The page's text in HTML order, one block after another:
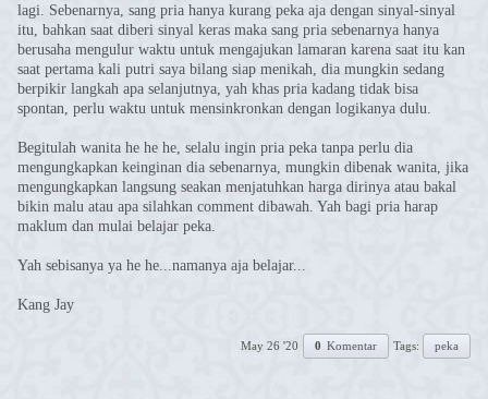
lagi. Sebenarnya, sang pria hanya kurang peka aja dengan sinyal-sinyal
itu, bahkan saat diberi sinyal keras maka sang pria sebenarnya hanya
berusaha mengulur waktu untuk mengajukan lamaran karena saat itu kan
saat pertama kali putri saya bilang siap menikah, dia mungkin sedang
berpikir langkah apa selanjutnya, yah khas pria kadang tidak bisa
spontan, perlu waktu untuk mensinkronkan dengan logikanya dulu.
Begitulah wanita he he he, selalu ingin pria peka tanpa perlu dia
mengungkapkan keinginan dia sebenarnya, mungkin dibenak wanita, jika
mengungkapkan langsung seakan menjatuhkan harga dirinya atau bakal
bikin malu atau apa silahkan comment dibawah. Yah bagi pria harap
maklum dan mulai belajar peka.
Yah sebisanya ya he he...namanya aja belajar...
Kang Jay
May 26 '20 0 Komentar Tags: peka